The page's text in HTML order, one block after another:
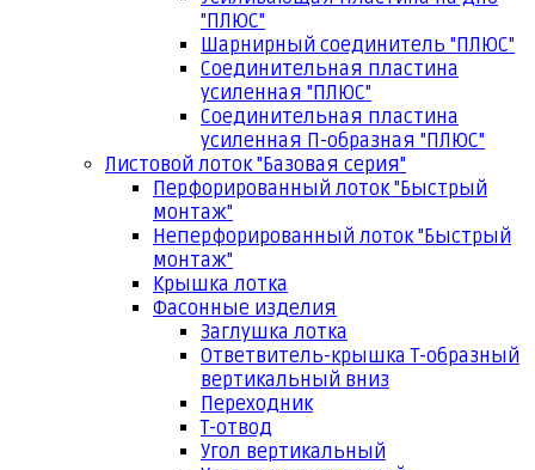
"ПЛЮС"
Шарнирный соединитель "ПЛЮС"
Соединительная пластина
усиленная "ПЛЮС"
Соединительная пластина
усиленная П-образная "ПЛЮС"
Листовой лоток "Базовая серия"
Перфорированный лоток "Быстрый
монтаж"
Неперфорированный лоток "Быстрый
монтаж"
Крышка лотка
Фасонные изделия
Заглушка лотка
Ответвитель-крышка Т-образный
вертикальный вниз
Переходник
Т-отвод
Угол вертикальный